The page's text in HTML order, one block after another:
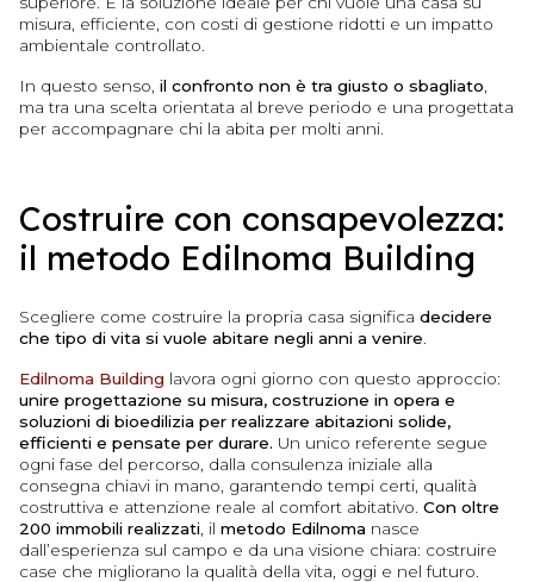
misura, efficiente, con costi di gestione ridotti e un impatto
ambientale controllato.
In questo senso, il confronto non è tra giusto o sbagliato
ma tra una scelta orientata al breve periodo e una progettata
per accompagnare chi la abita per molti anni.
Costruire con consapevolezza:
il metodo Edilnoma Building
Scegliere come costruire la propria casa significa decidere
che tipo di vita si vuole abitare negli anni a venire
Edilnoma Building lavora ogni giorno con questo approccio:
unire progettazione su misura, costruzione in opera e
soluzioni di bioedilizia per realizzare abitazioni solide,
efficienti e pensate per durare. Un unico referente segue
ogni fase del percorso, dalla consulenza iniziale alla
consegna chiavi in mano, garantendo tempi certi, qualità
costruttiva e attenzione reale al comfort abitativo. Con oltre
200 immobili realizzati , il metodo Edilnoma nasce
dall’esperienza sul campo e da una visione chiara: costruire
case che migliorano la qualità della vita, oggi e nel futuro.